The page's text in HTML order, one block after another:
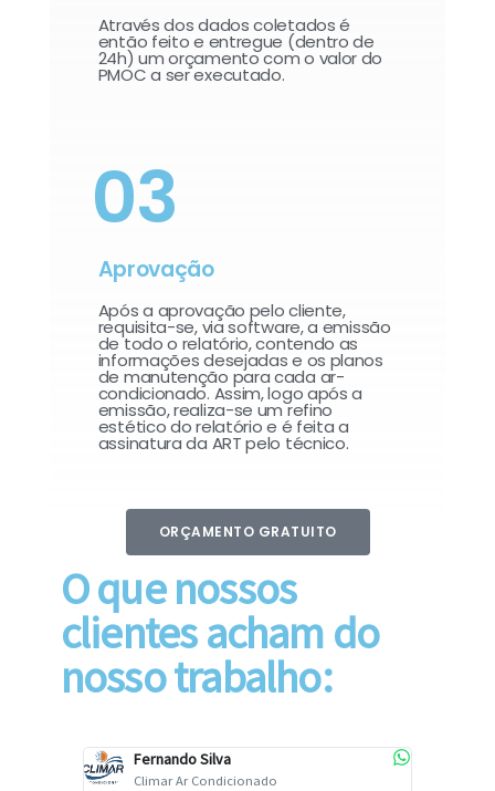
Através dos dados coletados é
então feito e entregue (dentro de
24h) um orçamento com o valor do
PMOC a ser executado.
03
Aprovação
Após a aprovação pelo cliente,
requisita-se, via software, a emissão
de todo o relatório, contendo as
informações desejadas e os planos
de manutenção para cada ar-
condicionado. Assim, logo após a
emissão, realiza-se um refino
estético do relatório e é feita a
assinatura da ART pelo técnico.
ORÇAMENTO GRATUITO
O que nossos
clientes acham do
nosso trabalho:
Fernando Silva
Climar Ar Condicionado